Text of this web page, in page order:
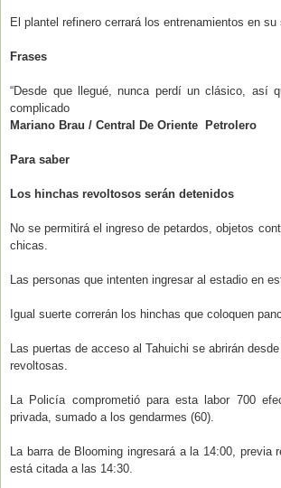
El plantel refinero cerrará los entrenamientos en su
Frases
“Desde que llegué, nunca perdí un clásico, así
complicado
Mariano Brau / Central De Oriente Petrolero
Para saber
Los hinchas revoltosos serán detenidos
No se permitirá el ingreso de petardos, objetos
chicas.
Las personas que intenten ingresar al estadio en
Igual suerte correrán los hinchas que coloquen
Las puertas de acceso al Tahuichi se abrirán
revoltosas.
La Policía comprometió para esta labor 700
privada, sumado a los gendarmes (60).
La barra de Blooming ingresará a la 14:00,
está citada a las 14:30.